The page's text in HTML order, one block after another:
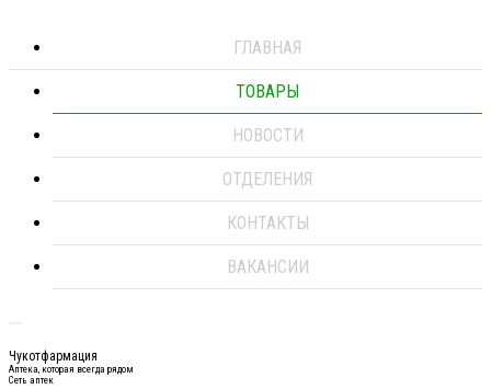
ГЛАВНАЯ
ТОВАРЫ
НОВОСТИ
ОТДЕЛЕНИЯ
КОНТАКТЫ
ВАКАНСИИ
Чукотфармация
Аптека, которая всегда рядом
Сеть аптек